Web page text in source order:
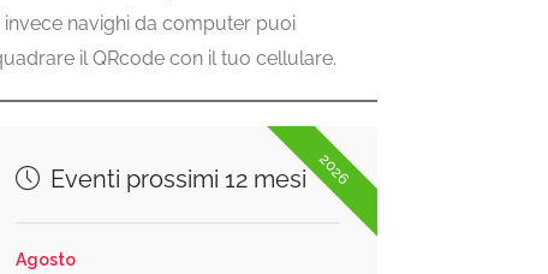
invece navighi da computer puoi
il QRcode con il tuo cellulare.
2026
Eventi prossimi 12 mesi
Agosto